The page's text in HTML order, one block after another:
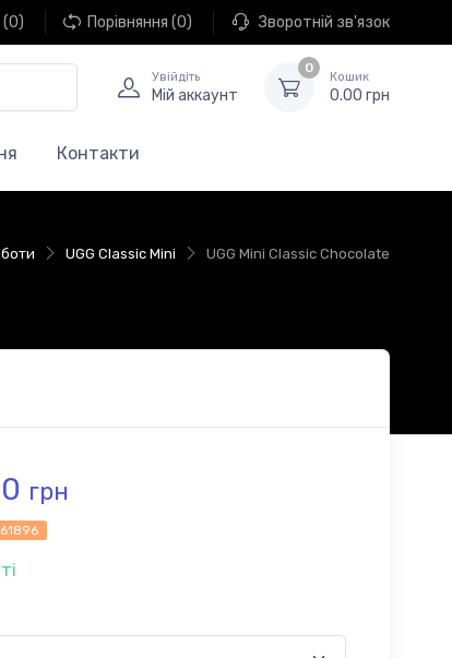
(0) Порівняння (0) Зворотній зв'язок
Увійдіть
Мій аккаунт
0
Кошик
0.00 грн
Контакти
UGG Classic Mini UGG Mini Classic Chocolate
грн